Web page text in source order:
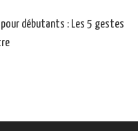
débutants : Les 5 gestes